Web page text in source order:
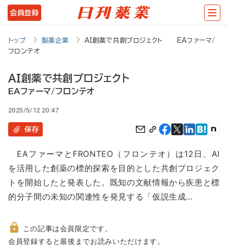
メ
イ
テ
ツ
に
動
会員登録
トップ 製薬企業
AI創薬で共創プロジェクト EAファーマ/
フロンテオ
AI創薬で共創プロジェクト
EAファーマ/フロンテオ
2025/5/12 20:47
保存
EAファーマとFRONTEO（フロンテオ）は12日、AI
を活用した創薬の標的探索を目的とした共創プロジェク
トを開始したと発表した。既知の文献情報から疾患と標
的分子間の未知の関連性を発見する「仮説生成…
非
この記事は会員限定です。
会員登録すると最後までお読みいただけます。